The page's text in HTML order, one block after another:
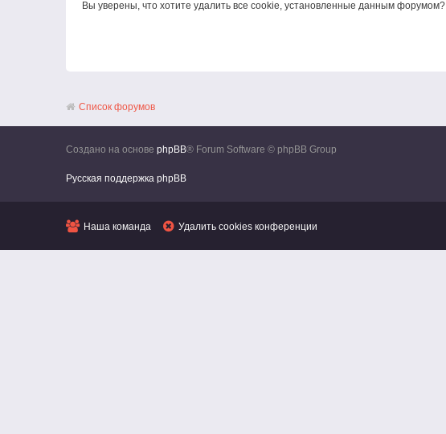
Вы уверены, что хотите удалить все cookie, установленные данным форумом?
Список форумов
Создано на основе phpBB® Forum Software © phpBB Group
Русская поддержка phpBB
Наша команда Удалить cookies конференции